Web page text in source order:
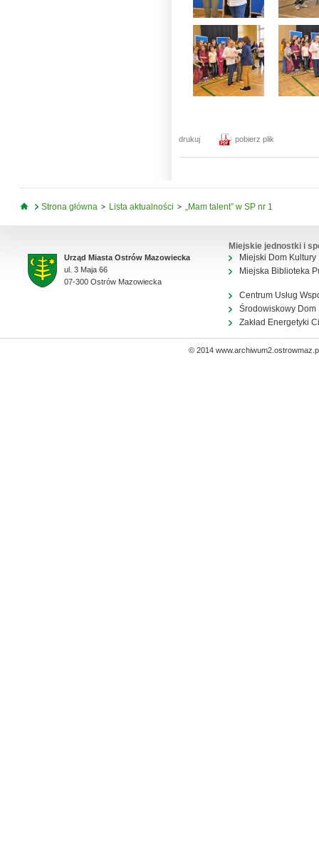
drukuj pobierz plik
Jesteś tutaj
Strona główna Lista aktualności „Mam talent” w SP nr 1
Urząd Miasta Ostrów Mazowiecka
ul. 3 Maja 66
07-300 Ostrów Mazowiecka
Miejskie jednostki i
Miejski Dom Kultury
Miejska Biblioteka
Centrum Usług
Środowiskowy Dom
Zakład Energetyki
© 2014